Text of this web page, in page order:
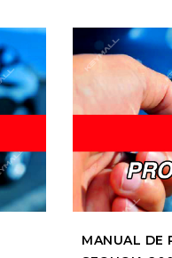
MANUAL DE